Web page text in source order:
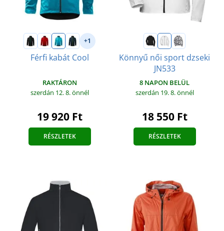
+1
Férfi kabát Cool
RAKTÁRON
szerdán 12. 8.önnél
19 920 Ft
RÉSZLETEK
Könnyű női sport dzseki
JN533
8 NAPON BELÜL
szerdán 19. 8.önnél
18 550 Ft
RÉSZLETEK